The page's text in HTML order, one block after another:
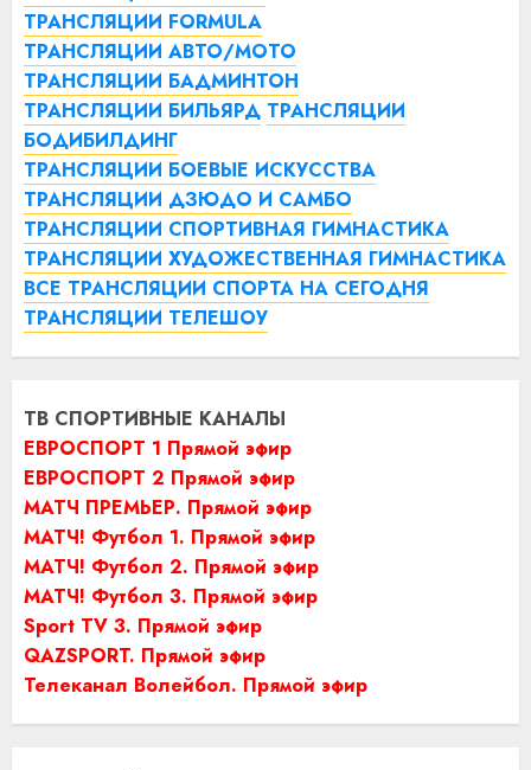
ТРАНСЛЯЦИИ FORMULA
ТРАНСЛЯЦИИ АВТО/МОТО
ТРАНСЛЯЦИИ БАДМИНТОН
ТРАНСЛЯЦИИ БИЛЬЯРД ТРАНСЛЯЦИИ
БОДИБИЛДИНГ
ТРАНСЛЯЦИИ БОЕВЫЕ ИСКУССТВА
ТРАНСЛЯЦИИ ДЗЮДО И САМБО
ТРАНСЛЯЦИИ СПОРТИВНАЯ ГИМНАСТИКА
ТРАНСЛЯЦИИ ХУДОЖЕСТВЕННАЯ ГИМНАСТИКА
ВСЕ ТРАНСЛЯЦИИ СПОРТА НА СЕГОДНЯ
ТРАНСЛЯЦИИ ТЕЛЕШОУ
ТВ СПОРТИВНЫЕ КАНАЛЫ
ЕВРОСПОРТ 1 Прямой эфир
ЕВРОСПОРТ 2 Прямой эфир
МАТЧ ПРЕМЬЕР. Прямой эфир
МАТЧ! Футбол 1. Прямой эфир
МАТЧ! Футбол 2. Прямой эфир
МАТЧ! Футбол 3. Прямой эфир
Sport TV 3. Прямой эфир
QAZSPORT. Прямой эфир
Телеканал Волейбол. Прямой эфир